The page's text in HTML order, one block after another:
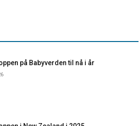
på Babyverden til nå i år